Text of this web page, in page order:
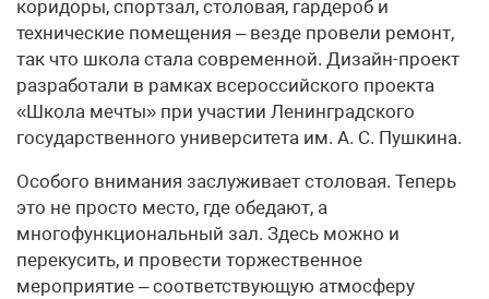
коридоры, спортзал, столовая, гардероб и
технические помещения – везде провели ремонт,
так что школа стала современной. Дизайн-проект
разработали в рамках всероссийского проекта
«Школа мечты» при участии Ленинградского
государственного университета им. А. С. Пушкина.
Особого внимания заслуживает столовая. Теперь
это не просто место, где обедают, а
многофункциональный зал. Здесь можно и
перекусить, и провести торжественное
мероприятие – соответствующую атмосферу